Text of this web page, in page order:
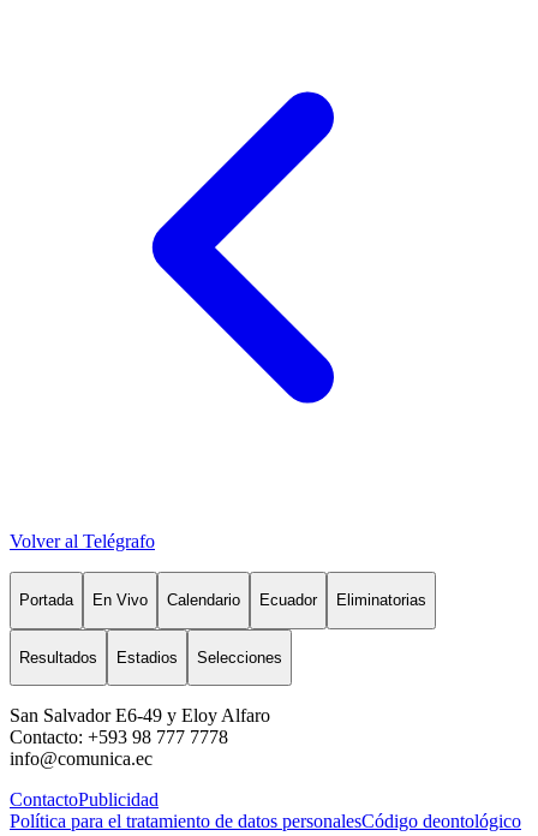
Volver al Telégrafo
Portada En Vivo Calendario Ecuador Eliminatorias
Resultados Estadios Selecciones
San Salvador E6-49 y Eloy Alfaro
Contacto: +593 98 777 7778
info@comunica.ec
ContactoPublicidad
Política para el tratamiento de datos personalesCódigo deontológico